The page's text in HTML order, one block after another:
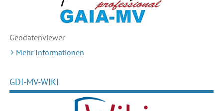
Geodatenviewer
Mehr Informationen
GDI-MV-WIKI